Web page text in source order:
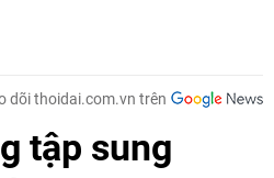
dõi thoidai.com.vn trên
tập sung